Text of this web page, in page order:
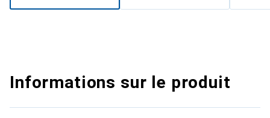
Informations sur le produit